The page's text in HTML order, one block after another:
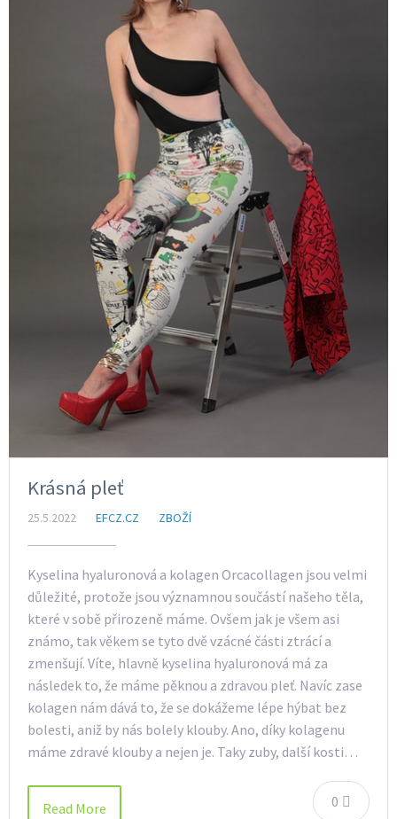
Krásná pleť
25.5.2022 EFCZ.CZ ZBOŽÍ
Kyselina hyaluronová a kolagen Orcacollagen jsou velmi
důležité, protože jsou významnou součástí našeho těla,
které v sobě přirozeně máme. Ovšem jak je všem asi
známo, tak věkem se tyto dvě vzácné části ztrácí a
zmenšují. Víte, hlavně kyselina hyaluronová má za
následek to, že máme pěknou a zdravou pleť. Navíc zase
kolagen nám dává to, že se dokážeme lépe hýbat bez
bolesti, aniž by nás bolely klouby. Ano, díky kolagenu
máme zdravé klouby a nejen je. Taky zuby, další kosti…
0
Read More